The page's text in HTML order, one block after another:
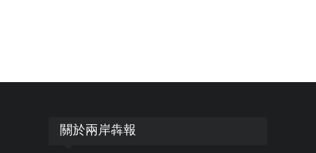
關於兩岸犇報